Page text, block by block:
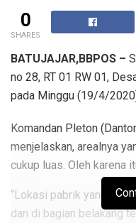
0
SHARES
BATUJAJAR,BBPOS –
no 28, RT 01 RW 01,
pada Minggu (19/4/
Komandan Pleton
menjelaskan, arealnya
cukup luas. Oleh karena
“Lokasi pabrik yang
dan di bagian belakang